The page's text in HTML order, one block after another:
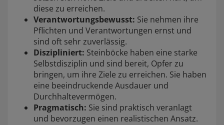
diese zu erreichen.
Verantwortungsbewusst: Sie nehmen ihre
Pflichten und Verantwortungen ernst und
sind oft sehr zuverlässig.
Diszipliniert: Steinböcke haben eine starke
Selbstdisziplin und sind bereit, Opfer zu
bringen, um ihre Ziele zu erreichen. Sie haben
eine beeindruckende Ausdauer und
Durchhaltevermögen.
Pragmatisch: Sie sind praktisch veranlagt
und bevorzugen einen realistischen Ansatz.